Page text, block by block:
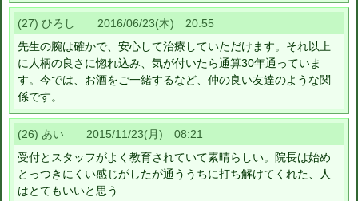
(27) ひろし 2016/06/23(木) 20:55
先生の腕は確かで、安心して治療していただけます。それ以上
に人柄の良さに惚れ込み、気が付いたら通算30年通っていま
す。今では、お酒をご一緒するなど、仲の良い友達のような関
係です。
(26) あい 2015/11/23(月) 08:21
受付とスタッフがよく教育されていて素晴らしい。院長は始め
とっつきにくい感じがしたが通ううちに打ち解けてくれた、人
はとてもいいと思う